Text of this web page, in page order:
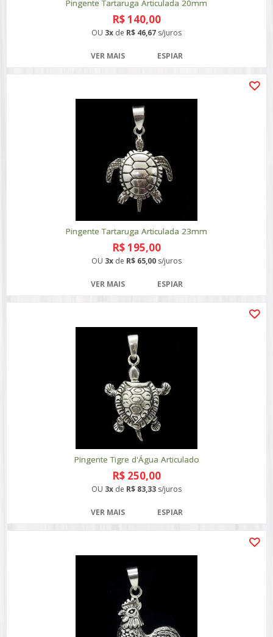
Pingente Tartaruga Articulada 20mm
R$ 140,00
OU 3x de R$ 46,67 s/juros
VER MAIS ESPIAR
Pingente Tartaruga Articulada 23mm
R$ 195,00
OU 3x de R$ 65,00 s/juros
VER MAIS ESPIAR
Pingente Tigre d'Água Articulado
R$ 250,00
OU 3x de R$ 83,33 s/juros
VER MAIS ESPIAR